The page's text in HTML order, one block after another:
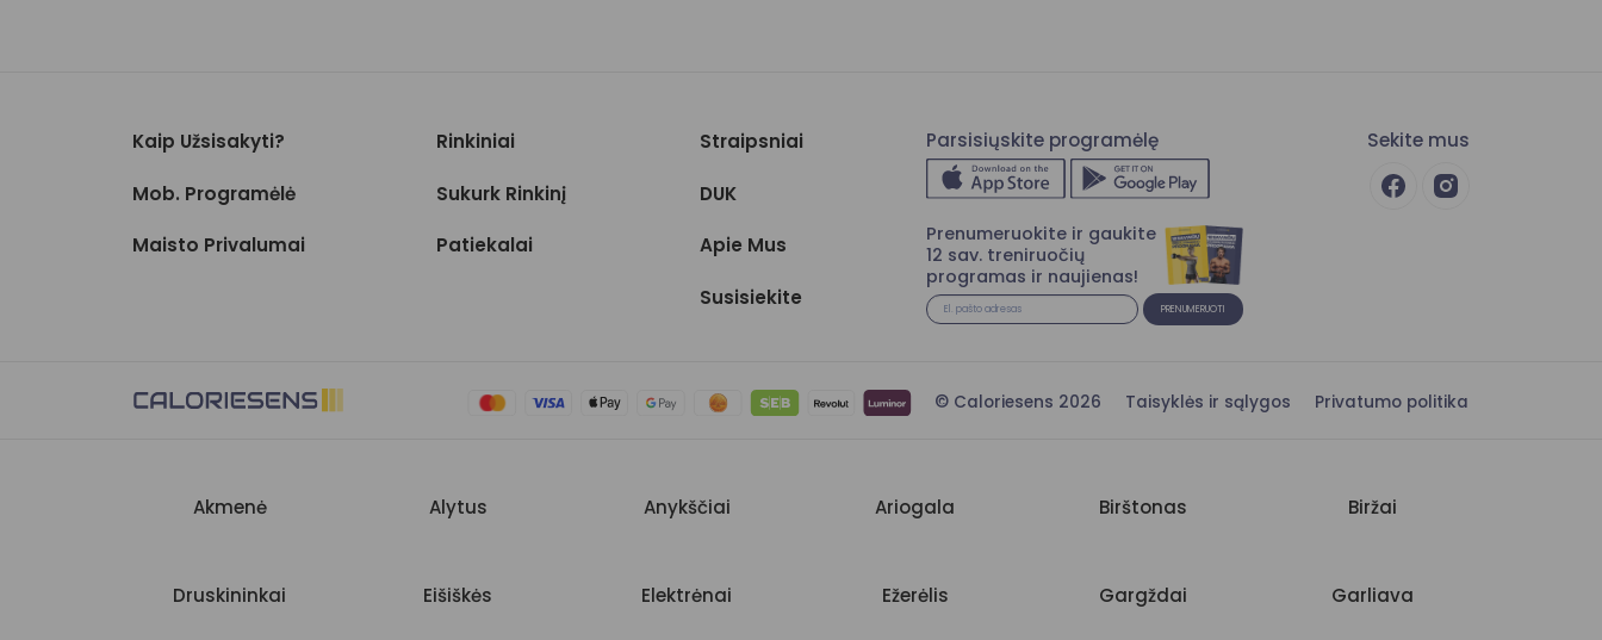
Kaip Užsisakyti?
Mob. Programėlė
Maisto Privalumai
Rinkiniai
Sukurk Rinkinį
Patiekalai
Straipsniai
DUK
Apie Mus
Susisiekite
Parsisiųskite programėlę
Prenumeruokite ir gaukite
12 sav. treniruočių
programas ir naujienas!
PRENUMERUOTI
Sekite mus
© Caloriesens 2026 Taisyklės ir sąlygos Privatumo politika
Akmenė Alytus Anykščiai Ariogala Birštonas Biržai
Druskininkai Eišiškės Elektrėnai Ežerėlis Gargždai Garliava